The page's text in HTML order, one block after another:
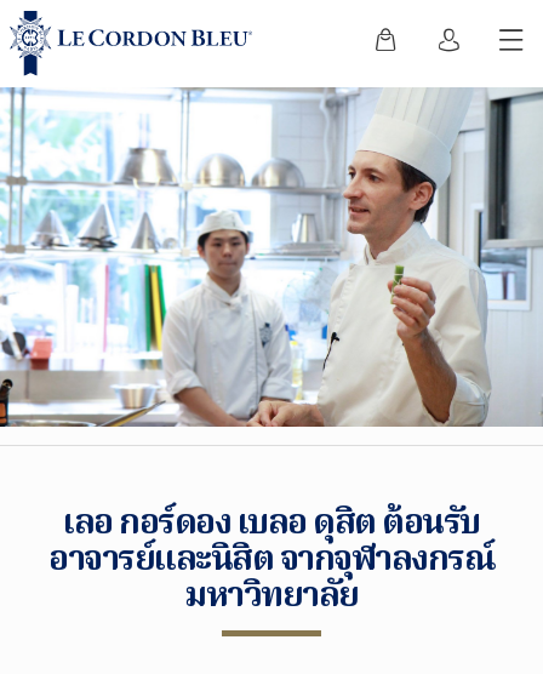
เลอ กอร์ดอง เบลอ ดุสิต ต้อนรับ
อาจารย์และนิสิต จากจุฬาลงกรณ์
มหาวิทยาลัย